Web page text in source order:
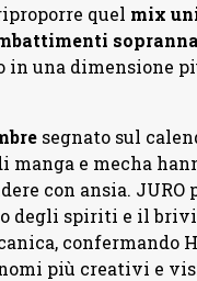
quel mix
in una dimensione
segnato sul
manga e mecha
con ansia. JURO
degli spiriti e il
confermando
più creativi e